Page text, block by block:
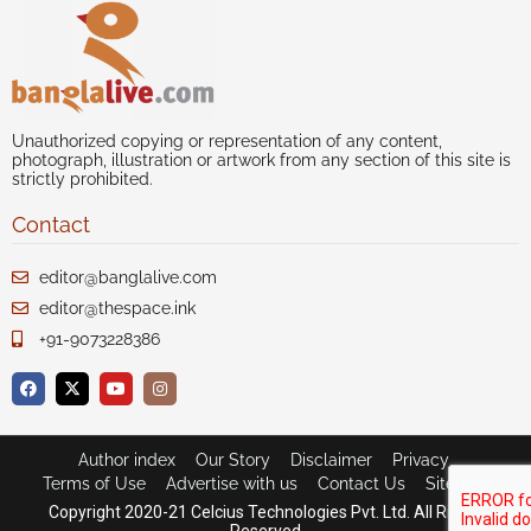
Unauthorized copying or representation of any content,
photograph, illustration or artwork from any section of this site is
strictly prohibited.
Contact
editor@banglalive.com
editor@thespace.ink
+91-9073228386
Copyright 2020-21 Celcius Technologies Pvt. Ltd. All Rights
Author index Our Story Disclaimer
Privacy
Terms of Use
Advertise with us Contact Us Sitemap